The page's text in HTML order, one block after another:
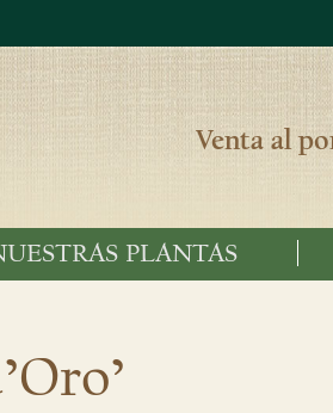
Venta al
PLANTAS